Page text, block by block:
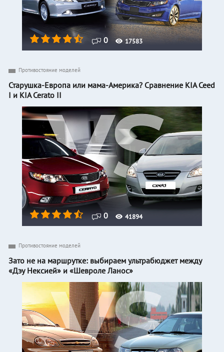
0 17583
0 41894
Противостояние моделей
Старушка-Европа или мама-Америка? Сравнение KIA Ceed
I и KIA Cerato II
Противостояние моделей
Зато не на маршрутке: выбираем ультрабюджет между
«Дэу Нексией» и «Шевроле Ланос»